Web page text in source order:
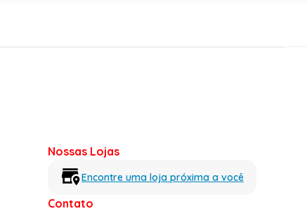
Nossas Lojas
Encontre uma loja próxima a você
Contato